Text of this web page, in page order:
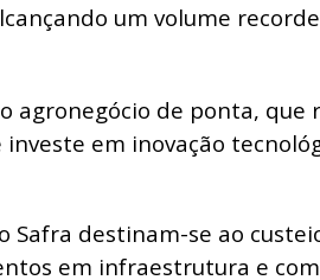
um volume
agronegócio de ponta, que
em inovação
Safra destinam-se ao
em infraestrutura e